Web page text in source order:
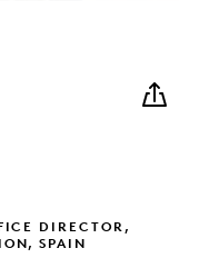
DIRECTOR,
SPAIN